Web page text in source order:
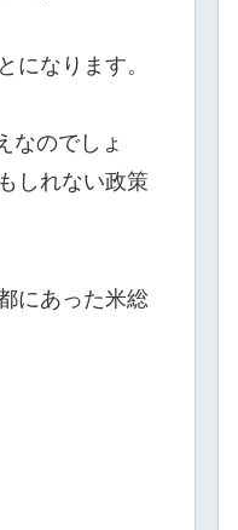
になります。
なのでしょ
しれない政策
にあった米総